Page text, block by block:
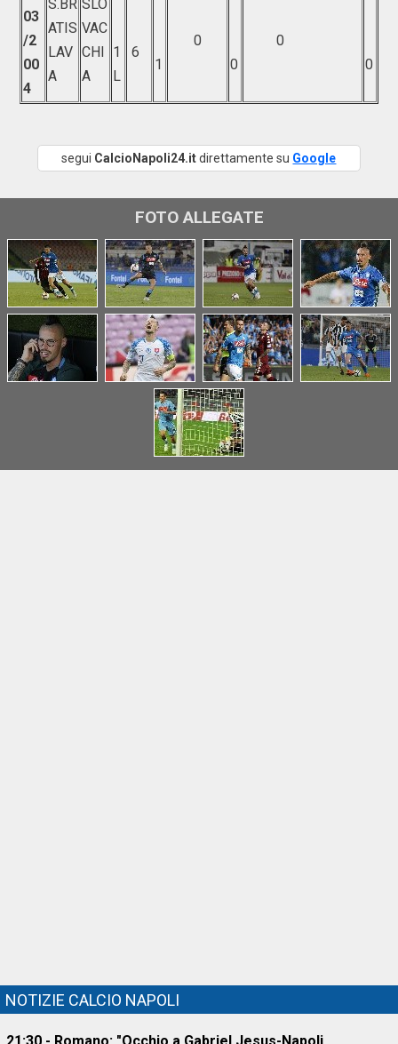
03
/2
00
4
S.BR
ATIS
LAV
A
SLO
VAC
CHI
A
1
L
6
1
0
0
0
0
segui CalcioNapoli24.itdirettamente su Google
FOTO ALLEGATE
NOTIZIE CALCIO NAPOLI